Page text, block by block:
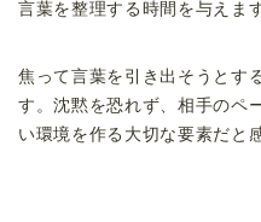
言葉を整理する時間を与えます
焦って言葉を引き出そうとす
す。沈黙を恐れず、相手のペ
い環境を作る大切な要素だと